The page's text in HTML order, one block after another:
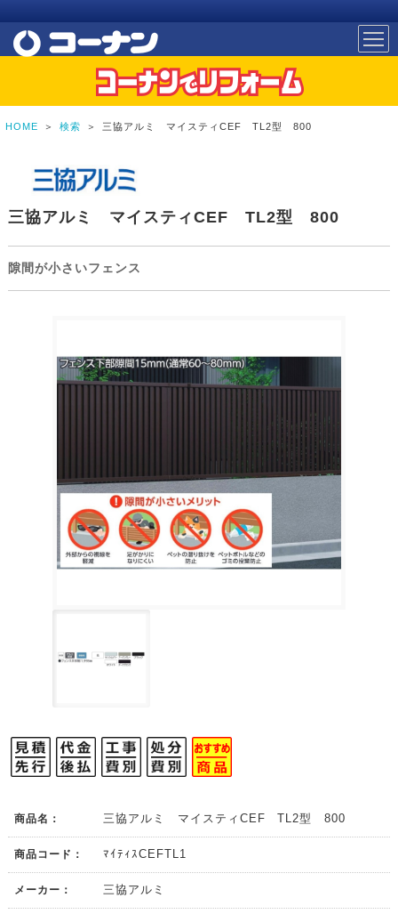
HOME ＞ 検索 ＞ 三協アルミ マイスティCEF TL2型 800
三協アルミ マイスティCEF TL2型 800
隙間が小さいフェンス
商品名： 三協アルミ マイスティCEF TL2型 800
商品コード： ﾏｲﾃｨｽCEFTL1
メーカー： 三協アルミ